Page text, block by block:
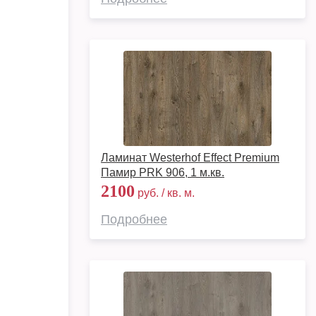
Ламинат Westerhof Effect Premium
Памир PRK 906, 1 м.кв.
2100 руб. / кв. м.
Подробнее